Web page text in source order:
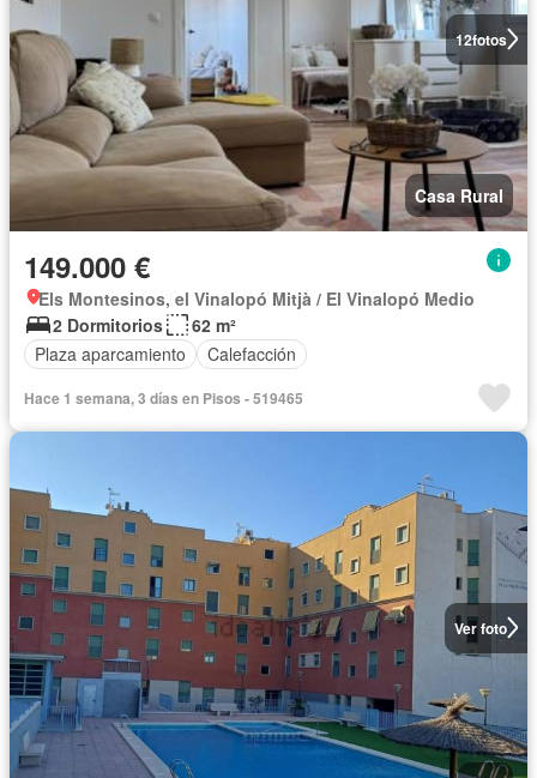
12fotos
Casa Rural
149.000 €
Els Montesinos, el Vinalopó Mitjà / El Vinalopó Medio
2 Dormitorios
62 m²
Plaza aparcamiento
Calefacción
Hace 1 semana, 3 días en Pisos - 519465
Ver foto